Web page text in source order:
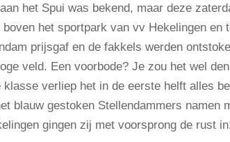
het Spui was bekend, maar deze
het sportpark van vv Hekelingen
prijsgaf en de fakkels werden
veld. Een voorbode? Je zou het wel
klasse verliep het in de eerste helft alles
blauw gestoken Stellendammers namen
gingen zij met voorsprong de rust